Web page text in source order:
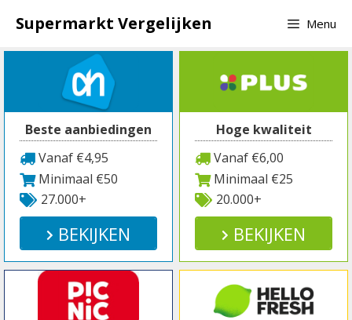
naar
inhoud
Supermarkt Vergelijken Menu
Beste aanbiedingen
Vanaf €4,95
Minimaal €50
27.000+
BEKIJKEN
Hoge kwaliteit
Vanaf €6,00
Minimaal €25
20.000+
BEKIJKEN